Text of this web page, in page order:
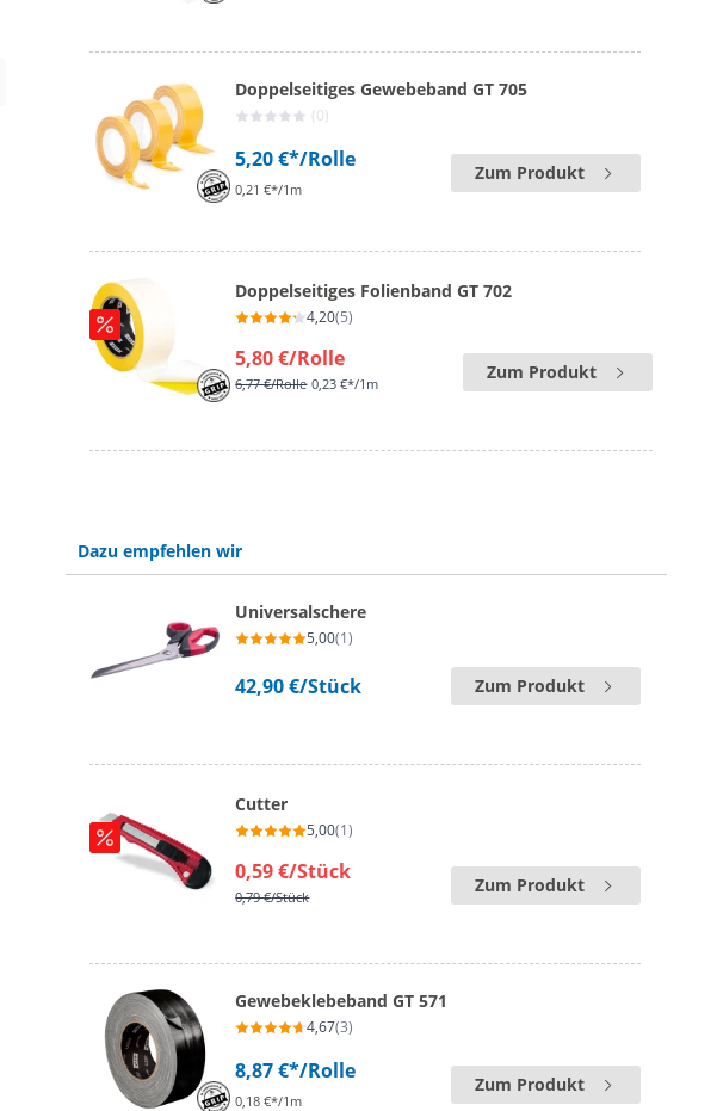
Doppelseitiges Gewebeband GT 705
(0)
5,20 €*/Rolle
0,21 €*/1m
Zum Produkt
Doppelseitiges Folienband GT 702
4,20(5)
5,80 €/Rolle
6,77 €/Rolle 0,23 €*/1m
Zum Produkt
Dazu empfehlen wir
Universalschere
5,00(1)
42,90 €/Stück Zum Produkt
Cutter
5,00(1)
0,59 €/Stück
0,79 €/Stück
Zum Produkt
Gewebeklebeband GT 571
4,67(3)
8,87 €*/Rolle
0,18 €*/1m
Zum Produkt